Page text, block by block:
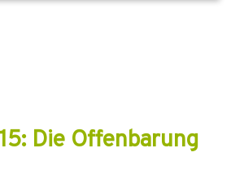
Die Offenbarung